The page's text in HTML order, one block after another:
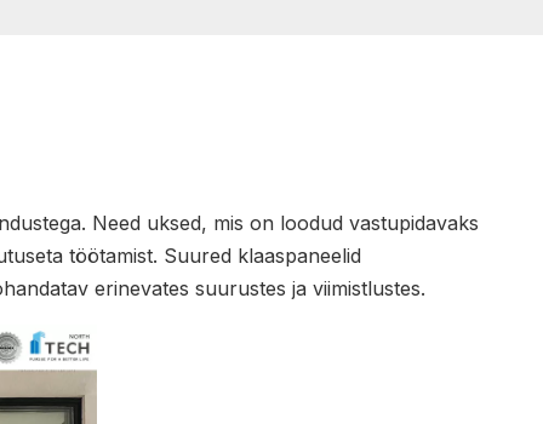
Need uksed, mis on loodud vastupidavaks
töötamist. Suured klaaspaneelid
erinevates suurustes ja viimistlustes.